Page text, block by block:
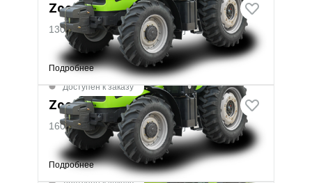
Zoomlion RS 1304 Pro
130 л.с. · %}·тяг.усилие%}
Подробнее
Доступен к заказу
Zoomlion RS 1604 Pro
160 л.с. · %}·тяг.усилие%}
Подробнее